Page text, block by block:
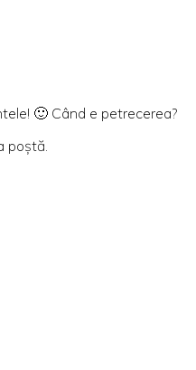
🙂 Când e petrecerea?
poştă.